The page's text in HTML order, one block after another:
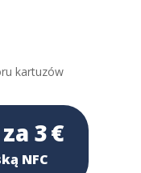
kartuzów
3 €
NFC